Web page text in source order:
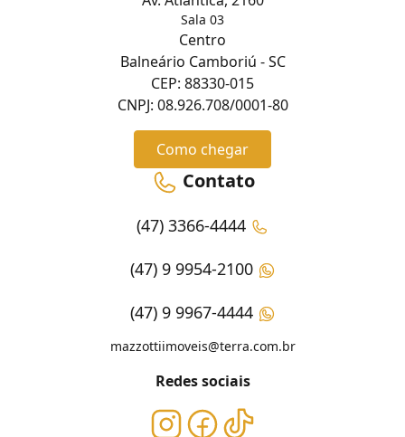
Sala 03
Centro
Balneário Camboriú - SC
CEP: 88330-015
CNPJ: 08.926.708/0001-80
Como chegar
Contato
(47) 3366-4444
(47) 9 9954-2100
(47) 9 9967-4444
mazzottiimoveis@terra.com.br
Redes sociais